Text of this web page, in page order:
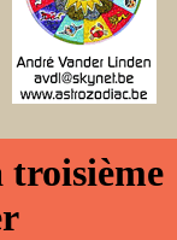
troisième